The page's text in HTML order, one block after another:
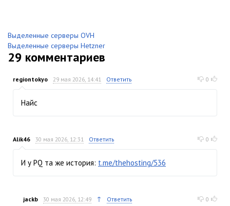
Выделенные серверы OVH
Выделенные серверы Hetzner
29 комментариев
regiontokyo 29 мая 2026, 14:41 0
Ответить
Найс
Alik46 30 мая 2026, 12:31 0
Ответить
И у PQ та же история: t.me/thehosting/536
jackb 30 мая 2026, 12:49 ↑ 0
Ответить